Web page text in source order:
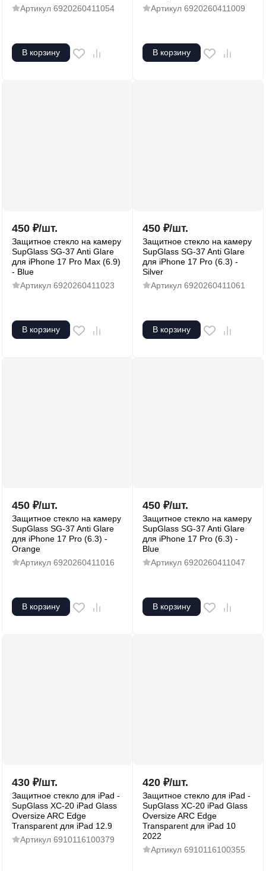
Артикул 6920260411054
В корзину
Артикул 6920260411009
В корзину
450 ₽/шт.
Защитное стекло на камеру
SupGlass SG-37 Anti Glare
для iPhone 17 Pro Max (6.9)
- Blue
Артикул 6920260411023
В корзину
450 ₽/шт.
Защитное стекло на камеру
SupGlass SG-37 Anti Glare
для iPhone 17 Pro (6.3) -
Silver
Артикул 6920260411061
В корзину
450 ₽/шт.
Защитное стекло на камеру
SupGlass SG-37 Anti Glare
для iPhone 17 Pro (6.3) -
Orange
Артикул 6920260411016
В корзину
450 ₽/шт.
Защитное стекло на камеру
SupGlass SG-37 Anti Glare
для iPhone 17 Pro (6.3) -
Blue
Артикул 6920260411047
В корзину
430 ₽/шт.
Защитное стекло для iPad -
SupGlass XC-20 iPad Glass
Oversize ARC Edge
Transparent для iPad 12.9
Артикул 6910116100379
420 ₽/шт.
Защитное стекло для iPad -
SupGlass XC-20 iPad Glass
Oversize ARC Edge
Transparent для iPad 10
2022
Артикул 6910116100355